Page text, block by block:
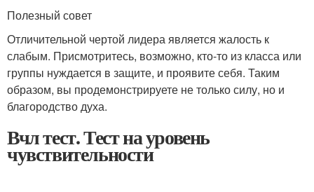
Полезный совет
Отличительной чертой лидера является жалость к
слабым. Присмотритесь, возможно, кто-то из класса или
группы нуждается в защите, и проявите себя. Таким
образом, вы продемонстрируете не только силу, но и
благородство духа.
Вчл тест. Тест на уровень
чувствительности